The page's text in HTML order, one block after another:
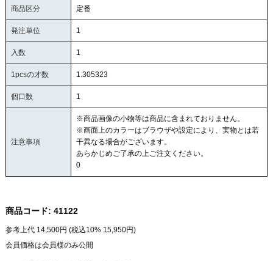
商品区分 定番
発注単位 1
入数 1
1pcsの才数 1.305323
個口数 1
注意事項
※商品画像の小物等は商品に含まれておりません。
※画面上のカラーはブラウザや設定により、実物とは若
干異なる場合がございます。
あらかじめご了承の上ご注文ください。
0
商品コード: 41122
参考上代 14,500円 (税込10% 15,950円)
会員価格は会員様のみ公開